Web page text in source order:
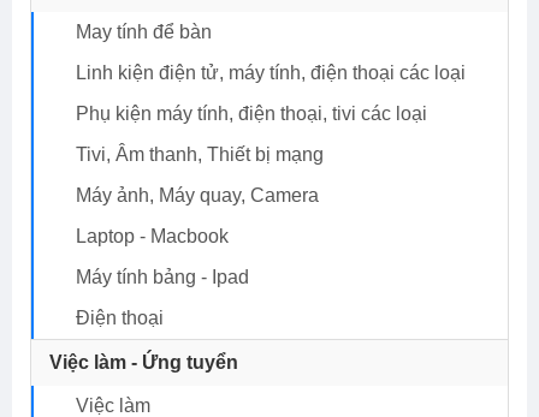
May tính để bàn
Linh kiện điện tử, máy tính, điện thoại các loại
Phụ kiện máy tính, điện thoại, tivi các loại
Tivi, Âm thanh, Thiết bị mạng
Máy ảnh, Máy quay, Camera
Laptop - Macbook
Máy tính bảng - Ipad
Điện thoại
Việc làm - Ứng tuyển
Việc làm